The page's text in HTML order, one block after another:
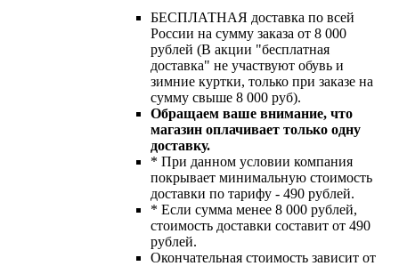
БЕСПЛАТНАЯ доставка по всей
России на сумму заказа от 8 000
рублей (В акции "бесплатная
доставка" не участвуют обувь и
зимние куртки, только при заказе на
сумму свыше 8 000 руб).
Обращаем ваше внимание, что
магазин оплачивает только одну
доставку.
* При данном условии компания
покрывает минимальную стоимость
доставки по тарифу - 490 рублей.
* Если сумма менее 8 000 рублей,
стоимость доставки составит от 490
рублей.
Окончательная стоимость зависит от